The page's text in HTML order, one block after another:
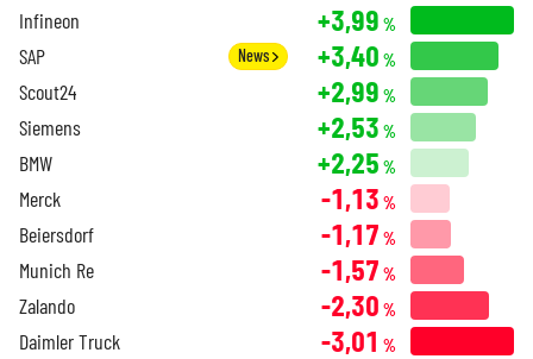
Infineon +3,99 %
SAP News +3,40 %
Scout24 +2,99 %
Siemens +2,53 %
BMW +2,25 %
Merck -1,13 %
Beiersdorf -1,17 %
Munich Re -1,57 %
Zalando -2,30 %
Daimler Truck -3,01 %